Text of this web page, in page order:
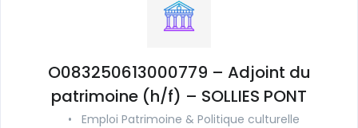
O083250613000779 – Adjoint du
patrimoine (h/f) – SOLLIES PONT
• Emploi Patrimoine & Politique culturelle